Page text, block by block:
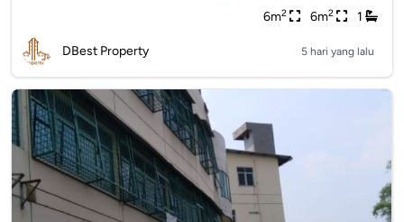
6m2 6m2 1
DBest Property 5 hari yang lalu